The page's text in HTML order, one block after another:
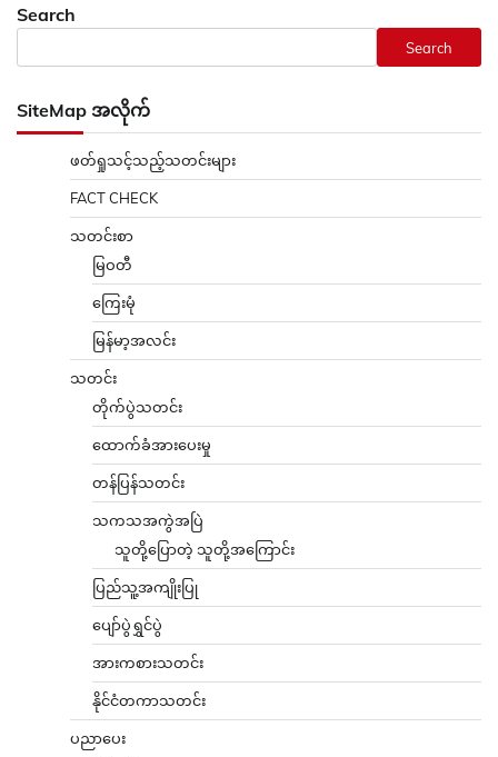
Search
Search
SiteMap အလိုက်
ဖတ်ရှုသင့်သည့်သတင်းများ
FACT CHECK
သတင်းစာ
မြဝတီ
ကြေးမုံ
မြန်မာ့အလင်း
သတင်း
တိုက်ပွဲသတင်း
ထောက်ခံအားပေးမှု
တန်ပြန်သတင်း
သကသအကွဲအပြဲ
သူတို့ပြောတဲ့ သူတို့အကြောင်း
ပြည်သူ့အကျိုးပြု
ပျော်ပွဲရွှင်ပွဲ
အားကစားသတင်း
နိုင်ငံတကာသတင်း
ပညာပေး